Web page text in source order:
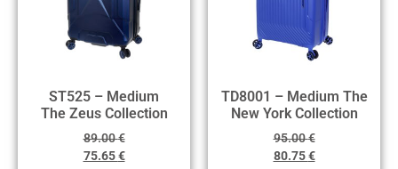
ST525 – Medium
The Zeus Collection
89.00€
75.65€
TD8001 – Medium The
New York Collection
95.00€
80.75€